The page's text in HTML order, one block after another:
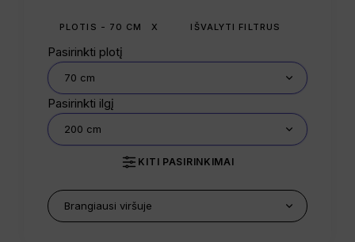
PLOTIS - 70 CM X IŠVALYTI FILTRUS
Pasirinkti plotį
Pasirinkti ilgį
KITI PASIRINKIMAI